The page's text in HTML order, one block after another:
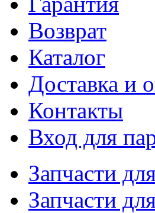
Возврат
Каталог
Доставка и
Контакты
Вход для
Запчасти
Запчасти